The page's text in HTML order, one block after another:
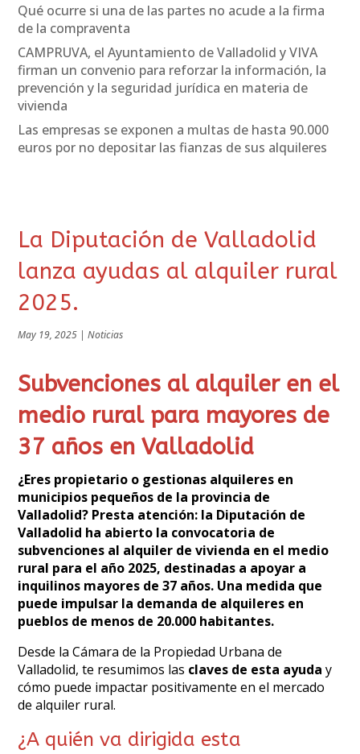
Qué ocurre si una de las partes no acude a la firma
de la compraventa
CAMPRUVA, el Ayuntamiento de Valladolid y VIVA
firman un convenio para reforzar la información, la
prevención y la seguridad jurídica en materia de
vivienda
Las empresas se exponen a multas de hasta 90.000
euros por no depositar las fianzas de sus alquileres
La Diputación de Valladolid
lanza ayudas al alquiler rural
2025.
May 19, 2025 |Noticias
Subvenciones al alquiler en el
medio rural para mayores de
37 años en Valladolid
¿Eres propietario o gestionas alquileres en
municipios pequeños de la provincia de
Valladolid? Presta atención: la Diputación de
Valladolid ha abierto la convocatoria de
subvenciones al alquiler de vivienda en el medio
rural para el año 2025, destinadas a apoyar a
inquilinos mayores de 37 años. Una medida que
puede impulsar la demanda de alquileres en
pueblos de menos de 20.000 habitantes.
Desde la Cámara de la Propiedad Urbana de
Valladolid, te resumimos las claves de esta ayuda y
cómo puede impactar positivamente en el mercado
de alquiler rural.
¿A quién va dirigida esta